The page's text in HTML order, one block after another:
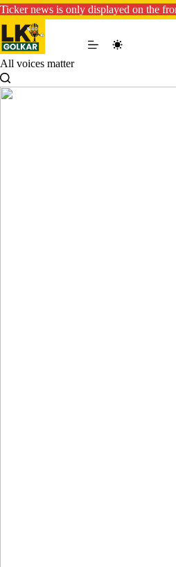
Skip
to
content
Ticker news is only displayed on the
All voices matter